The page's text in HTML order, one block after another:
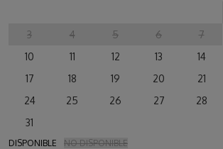
3
4 5 6 7
10
11 12 13 14
17
18 19 20 21
24
25 26 27 28
31
DISPONIBLE NO DISPONIBLE